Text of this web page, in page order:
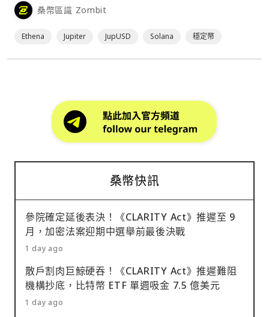
桑幣區識 Zombit
Ethena Jupiter JupUSD Solana 穩定幣
桑幣快訊
參院確定延後表決！《CLARITY Act》推遲至 9
月，加密法案迎期中選舉前最後決戰
1 day ago
散戶割肉巨鯨硬吞！《CLARITY Act》推遲難阻
機構抄底，比特幣 ETF 單週吸金 7.5 億美元
1 day ago